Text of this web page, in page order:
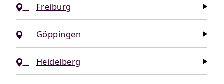
Freiburg
Göppingen
Heidelberg